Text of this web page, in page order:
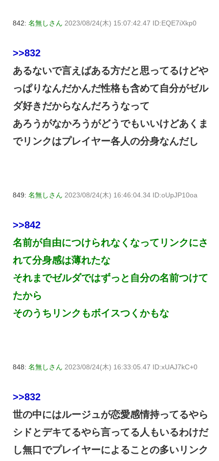
842: 名無しさん 2023/08/24(木) 15:07:42.47 ID:EQE7iXkp0
>>832
あるないで言えばある方だと思ってるけどや
っぱりなんだかんだ性格も含めて自分がゼル
ダ好きだからなんだろうなって
あろうがなかろうがどうでもいいけどあくま
でリンクはプレイヤー各人の分身なんだし
849: 名無しさん 2023/08/24(木) 16:46:04.34 ID:oUpJP10oa
>>842
名前が自由につけられなくなってリンクにさ
れて分身感は薄れたな
それまでゼルダではずっと自分の名前つけて
たから
そのうちリンクもボイスつくかもな
848: 名無しさん 2023/08/24(木) 16:33:05.47 ID:xUAJ7kC+0
>>832
世の中にはルージュが恋愛感情持ってるやら
シドとデキてるやら言ってる人もいるわけだ
し無口でプレイヤーによることの多いリンク